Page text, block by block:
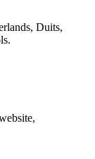
Duits,